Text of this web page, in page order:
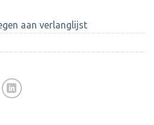
aan verlanglijst